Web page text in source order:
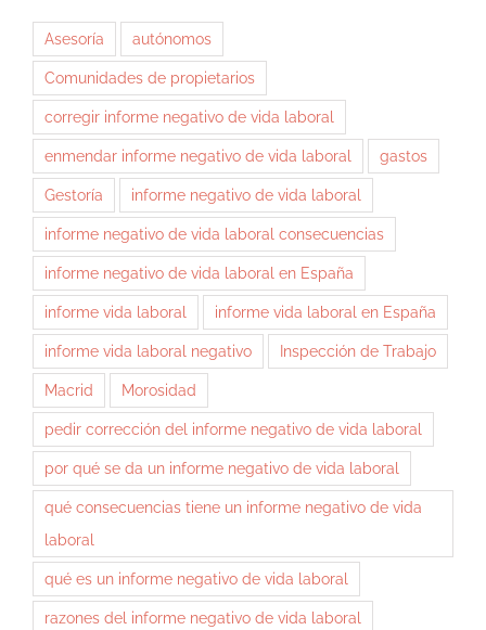
Asesoría autónomos
Comunidades de propietarios
corregir informe negativo de vida laboral
enmendar informe negativo de vida laboral gastos
Gestoría informe negativo de vida laboral
informe negativo de vida laboral consecuencias
informe negativo de vida laboral en España
informe vida laboral informe vida laboral en España
informe vida laboral negativo Inspección de Trabajo
Macrid Morosidad
pedir corrección del informe negativo de vida laboral
por qué se da un informe negativo de vida laboral
qué consecuencias tiene un informe negativo de vida
laboral
qué es un informe negativo de vida laboral
razones del informe negativo de vida laboral